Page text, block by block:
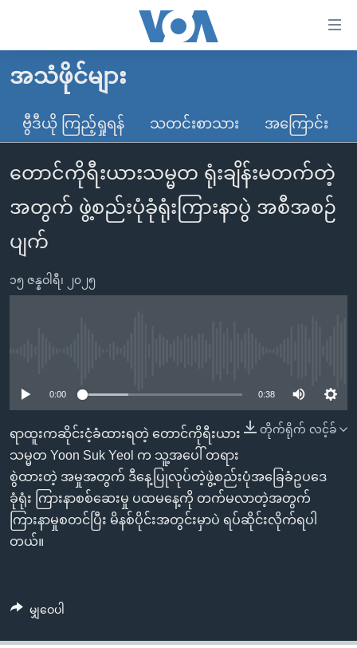
လွယ်ကူ
သည့်
များ
ပင်မ
အကြောင်းအရာ
ကျော်
ကြည့်
ကျော်
ကြည့်
ရန်
ရှာဖွေ
ရန်
ကျော်
မူလစာမျက်နှာ
မြန်မာ
ကမ္ဘာ့သတင်းများ
နိုင်ငံတကာ
အမေရိကန်
တရုတ်
အစ္စရေး-ပါလက်စတိုင်း
ဗွီဒီယို
သတင်းလွတ်လပ်ခွင့်
ရပ်ဝန်းတခု လမ်းတခု အလွန်
အင်္ဂလိပ်စာလေ့လာမယ်
အမေရိကန်သုံးအီဒီယံ
အပတ်စဉ်ကဏ္ဍများ
ဗွီအိုအေ လူမှုကွန်ယက်များ
ဘာသာစကားများ
အသံဖိုင်များ
ဗွီဒီယို ကြည့်ရှုရန် သတင်းစာသား အကြောင်း
တောင်ကိုရီးယားသမ္မတ ရုံးချိန်းမတက်တဲ့
အတွက် ဖွဲ့စည်းပုံခုံရုံးကြားနာပွဲ အစီအစဉ်
ပျက်
၁၅ ဇန္နဝါရီ၊ ၂၀၂၅
0:00 0:38
တိုက်ရိုက် လင့်ခ်
ရာထူးကဆိုင်းငံ့ခံထားရတဲ့ တောင်ကိုရီးယား
သမ္မတ Yoon Suk Yeol က သူ့အပေါ် တရား
စွဲထားတဲ့ အမှုအတွက် ဒီနေ့ပြုလုပ်တဲ့ဖွဲ့စည်းပုံအခြေခံဥပဒေ
ခုံရုံး ကြားနာစစ်ဆေးမှု ပထမနေ့ကို တက်မလာတဲ့အတွက်
ကြားနာမှုစတင်ပြီး မိနစ်ပိုင်းအတွင်းမှာပဲ ရပ်ဆိုင်းလိုက်ရပါ
တယ်။
မျှဝေပါ